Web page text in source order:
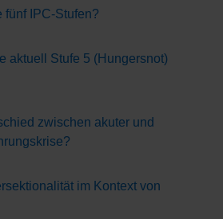
fünf IPC-Stufen?
aktuell Stufe 5 (Hungersnot)
zwischen akuter und
im Kontext von